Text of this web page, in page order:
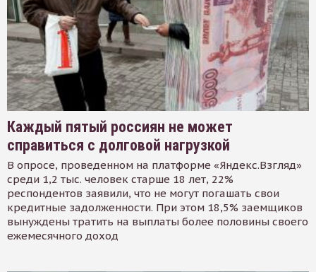
Каждый пятый россиян не может
справиться с долговой нагрузкой
В опросе, проведенном на платформе «Яндекс.Взгляд»
среди 1,2 тыс. человек старше 18 лет, 22%
респондентов заявили, что не могут погашать свои
кредитные задолженности. При этом 18,5% заемщиков
вынуждены тратить на выплаты более половины своего
ежемесячного доход